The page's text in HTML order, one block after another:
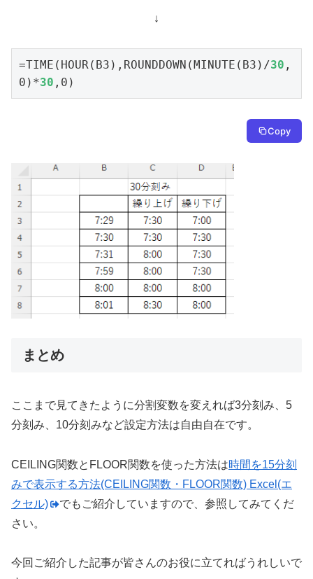
↓
=TIME(HOUR(B3),ROUNDDOWN(MINUTE(B3)/30 ,
0)*30 ,0)
Copy
まとめ
ここまで見てきたように分割変数を変えれば3分刻み、5
分刻み、10分刻みなど設定方法は自由自在です。
CEILING関数とFLOOR関数を使った方法は時間を15分刻
みで表示する方法(CEILING関数・FLOOR関数) Excel(エ
クセル)
でもご紹介していますので、参照してみてくだ
さい。
今回ご紹介した記事が皆さんのお役に立てればうれしいで